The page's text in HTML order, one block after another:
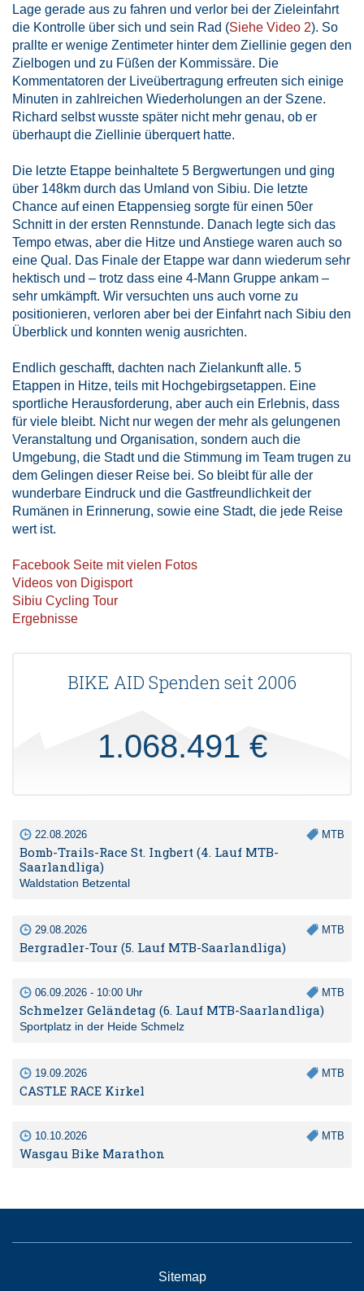
Lage gerade aus zu fahren und verlor bei der Zieleinfahrt
die Kontrolle über sich und sein Rad (Siehe Video 2). So
prallte er wenige Zentimeter hinter dem Ziellinie gegen den
Zielbogen und zu Füßen der Kommissäre. Die
Kommentatoren der Liveübertragung erfreuten sich einige
Minuten in zahlreichen Wiederholungen an der Szene.
Richard selbst wusste später nicht mehr genau, ob er
überhaupt die Ziellinie überquert hatte.
Die letzte Etappe beinhaltete 5 Bergwertungen und ging
über 148km durch das Umland von Sibiu. Die letzte
Chance auf einen Etappensieg sorgte für einen 50er
Schnitt in der ersten Rennstunde. Danach legte sich das
Tempo etwas, aber die Hitze und Anstiege waren auch so
eine Qual. Das Finale der Etappe war dann wiederum sehr
hektisch und – trotz dass eine 4-Mann Gruppe ankam –
sehr umkämpft. Wir versuchten uns auch vorne zu
positionieren, verloren aber bei der Einfahrt nach Sibiu den
Überblick und konnten wenig ausrichten.
Endlich geschafft, dachten nach Zielankunft alle. 5
Etappen in Hitze, teils mit Hochgebirgsetappen. Eine
sportliche Herausforderung, aber auch ein Erlebnis, dass
für viele bleibt. Nicht nur wegen der mehr als gelungenen
Veranstaltung und Organisation, sondern auch die
Umgebung, die Stadt und die Stimmung im Team trugen zu
dem Gelingen dieser Reise bei. So bleibt für alle der
wunderbare Eindruck und die Gastfreundlichkeit der
Rumänen in Erinnerung, sowie eine Stadt, die jede Reise
wert ist.
Facebook Seite mit vielen Fotos
Videos von Digisport
Sibiu Cycling Tour
Ergebnisse
BIKE AID Spenden seit 2006
1.068.491 €
22.08.2026 MTB
Bomb-Trails-Race St. Ingbert (4. Lauf MTB-
Saarlandliga)
Waldstation Betzental
29.08.2026 MTB
Bergradler-Tour (5. Lauf MTB-Saarlandliga)
06.09.2026 - 10:00 Uhr MTB
Schmelzer Geländetag (6. Lauf MTB-Saarlandliga)
Sportplatz in der Heide Schmelz
19.09.2026 MTB
CASTLE RACE Kirkel
10.10.2026 MTB
Wasgau Bike Marathon
Sitemap